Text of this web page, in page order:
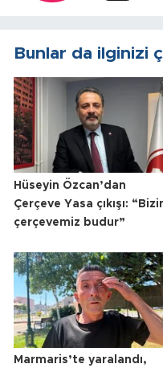
Bunlar da ilginizi
Hüseyin Özcan’dan
Çerçeve Yasa çıkışı:
çerçevemiz budur”
Marmaris’te yaralandı,